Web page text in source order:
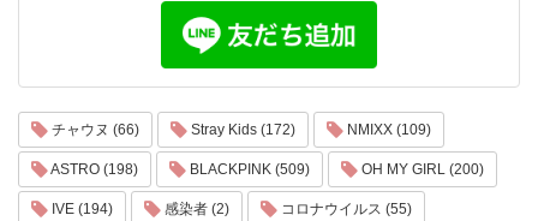
チャウヌ (66) Stray Kids (172) NMIXX (109)
ASTRO (198) BLACKPINK (509) OH MY GIRL (200)
IVE (194) 感染者 (2) コロナウイルス (55)